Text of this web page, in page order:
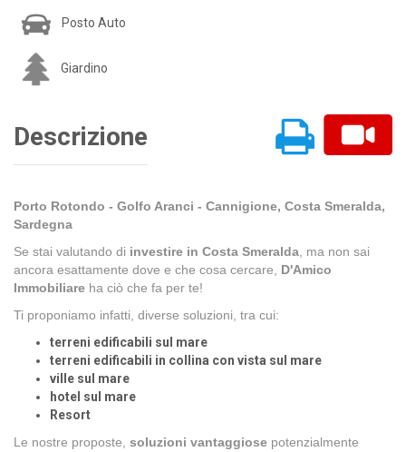
Posto Auto
Giardino
Descrizione
Porto Rotondo - Golfo Aranci - Cannigione, Costa Smeralda,
Sardegna
Se stai valutando di investire in Costa Smeralda, ma non sai
ancora esattamente dove e che cosa cercare, D'Amico
Immobiliare ha ciò che fa per te!
Ti proponiamo infatti, diverse soluzioni, tra cui:
terreni edificabili sul mare
terreni edificabili in collina con vista sul mare
ville sul mare
hotel sul mare
Resort
Le nostre proposte, soluzioni vantaggiose potenzialmente